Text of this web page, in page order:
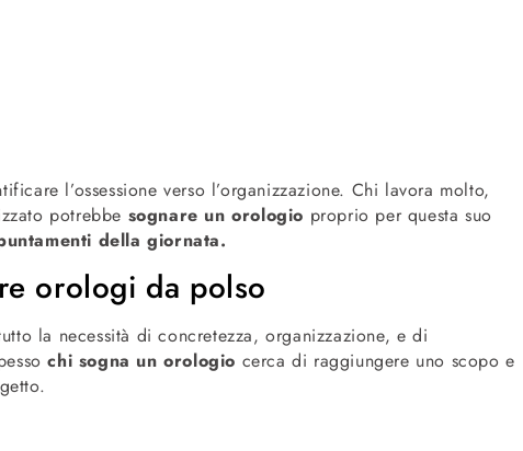
l’ossessione verso l’organizzazione. Chi lavora molto,
potrebbe sognare un orologio proprio per questa suo
della giornata.
orologi da polso
la necessità di concretezza, organizzazione, e di
chi sogna un orologio cerca di raggiungere uno scopo e